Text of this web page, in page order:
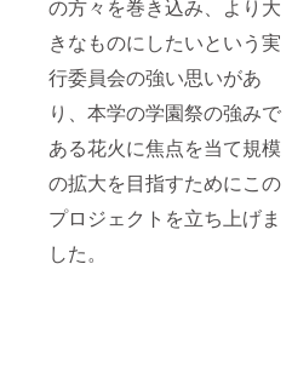
の方々を巻き込み、より大
きなものにしたいという実
行委員会の強い思いがあ
り、本学の学園祭の強みで
ある花火に焦点を当て規模
の拡大を目指すためにこの
プロジェクトを立ち上げま
した。